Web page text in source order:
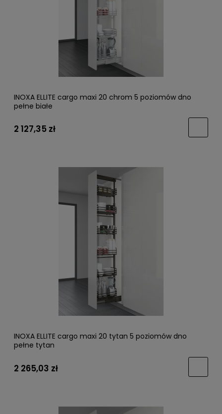
INOXA ELLITE cargo maxi 20 chrom 5 poziomów dno
pełne białe
2 127,35 zł
INOXA ELLITE cargo maxi 20 tytan 5 poziomów dno
pełne tytan
2 265,03 zł